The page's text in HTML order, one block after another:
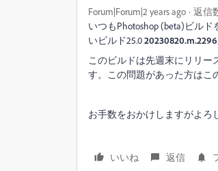
Forum|Forum|2 years ago 返信
いつもPhotoshop (beta)ビル
いビルド25.020230820.m.2296
このビルドは先週末にリリー
す。この問題があった方はこ
お手数をおかけしますがよろ
いいね 返信